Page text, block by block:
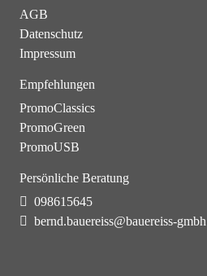
AGB
Datenschutz
Impressum
Empfehlungen
PromoClassics
PromoGreen
PromoUSB
Persönliche Beratung
098615645
bernd.bauereiss@bauereiss-